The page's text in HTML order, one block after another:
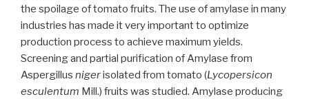
the spoilage of tomato fruits. The use of amylase in many
industries has made it very important to optimize
production process to achieve maximum yields.
Screening and partial purification of Amylase from
Aspergillus nigerisolated from tomato (Lycopersicon
esculentum Mill.) fruits was studied. Amylase producing